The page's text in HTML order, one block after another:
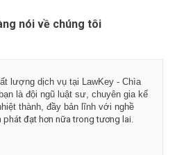
nói về chúng tôi
lượng dịch vụ tại LawKey - Chìa
là đội ngũ luật sư, chuyên gia kế
thành, đầy bản lĩnh với nghề
phát đạt hơn nữa trong tương lai.